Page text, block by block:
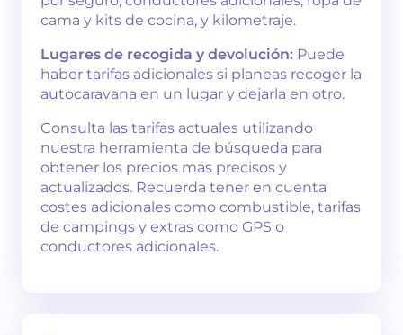
cama y kits de cocina, y kilometraje.
Lugares de recogida y devolución: Puede
haber tarifas adicionales si planeas recoger la
autocaravana en un lugar y dejarla en otro.
Consulta las tarifas actuales utilizando
nuestra herramienta de búsqueda para
obtener los precios más precisos y
actualizados. Recuerda tener en cuenta
costes adicionales como combustible, tarifas
de campings y extras como GPS o
conductores adicionales.